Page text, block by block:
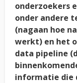
onderzoekers
onder andere
(nagaan hoe
werkt) en het
data pipeline
informatie die